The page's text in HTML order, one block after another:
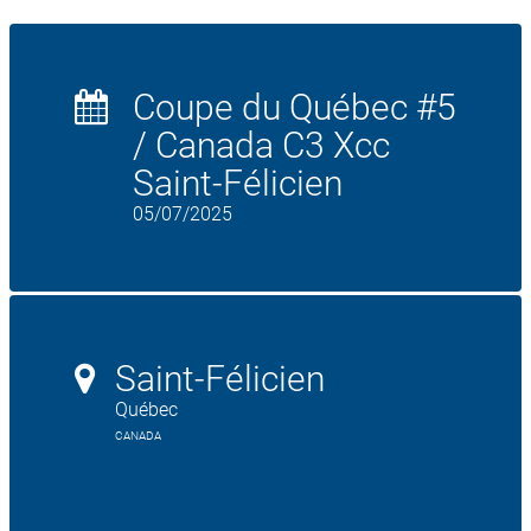
Coupe du Québec #5
/ Canada C3 Xcc
Saint-Félicien
05/07/2025
Saint-Félicien
Québec
CANADA